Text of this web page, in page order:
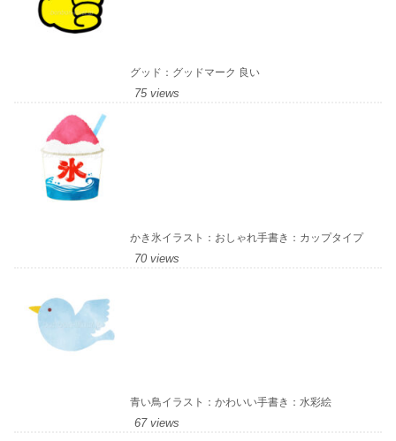
グッド：グッドマーク 良い
75 views
かき氷イラスト：おしゃれ手書き：カップタイプ
70 views
青い鳥イラスト：かわいい手書き：水彩絵
67 views